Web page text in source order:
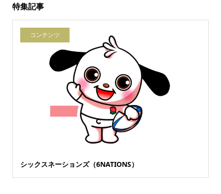
特集記事
コンテンツ
シックスネーションズ（6NATIONS）